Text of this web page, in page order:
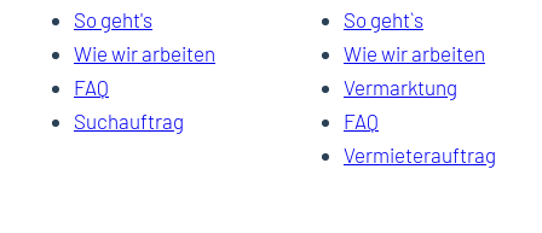
So geht's
Wie wir arbeiten
FAQ
Suchauftrag
So geht`s
Wie wir arbeiten
Vermarktung
FAQ
Vermieterauftrag